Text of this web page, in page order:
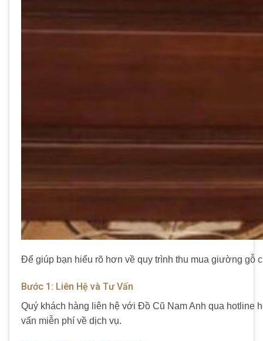
Để giúp bạn hiểu rõ hơn về quy trình thu mua giường gỗ
Bước 1: Liên Hệ và Tư Vấn
Quý khách hàng liên hệ với Đồ Cũ Nam Anh qua hotline
vấn miễn phí về dịch vụ.